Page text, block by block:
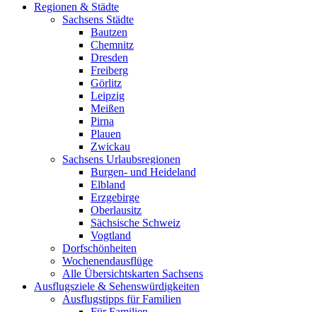
Regionen & Städte
Sachsens Städte
Bautzen
Chemnitz
Dresden
Freiberg
Görlitz
Leipzig
Meißen
Pirna
Plauen
Zwickau
Sachsens Urlaubsregionen
Burgen- und Heideland
Elbland
Erzgebirge
Oberlausitz
Sächsische Schweiz
Vogtland
Dorfschönheiten
Wochenendausflüge
Alle Übersichtskarten Sachsens
Ausflugsziele & Sehenswürdigkeiten
Ausflugstipps für Familien